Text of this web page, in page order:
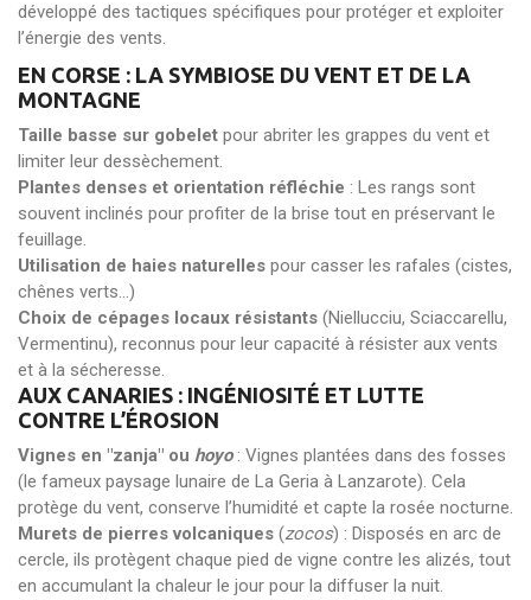
développé des tactiques spécifiques pour protéger et exploiter
l’énergie des vents.
EN CORSE : LA SYMBIOSE DU VENT ET DE LA
MONTAGNE
Taille basse sur gobelet pour abriter les grappes du vent et
limiter leur dessèchement.
Plantes denses et orientation réfléchie : Les rangs sont
souvent inclinés pour profiter de la brise tout en préservant le
feuillage.
Utilisation de haies naturelles pour casser les rafales (cistes,
chênes verts…)
Choix de cépages locaux résistants (Niellucciu, Sciaccarellu,
Vermentinu), reconnus pour leur capacité à résister aux vents
et à la sécheresse.
AUX CANARIES : INGÉNIOSITÉ ET LUTTE
CONTRE L’ÉROSION
Vignes en "zanja" ou hoyo: Vignes plantées dans des fosses
(le fameux paysage lunaire de La Geria à Lanzarote). Cela
protège du vent, conserve l’humidité et capte la rosée nocturne.
Murets de pierres volcaniques (zocos) : Disposés en arc de
cercle, ils protègent chaque pied de vigne contre les alizés, tout
en accumulant la chaleur le jour pour la diffuser la nuit.